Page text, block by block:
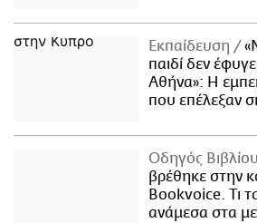
Εκπαίδευση
παιδί δεν
Αθήνα»: Η
που επέλεξαν
Οδηγός Βιβλίου
βρέθηκε στην
Bookvoice. Τι
ανάμεσα στα